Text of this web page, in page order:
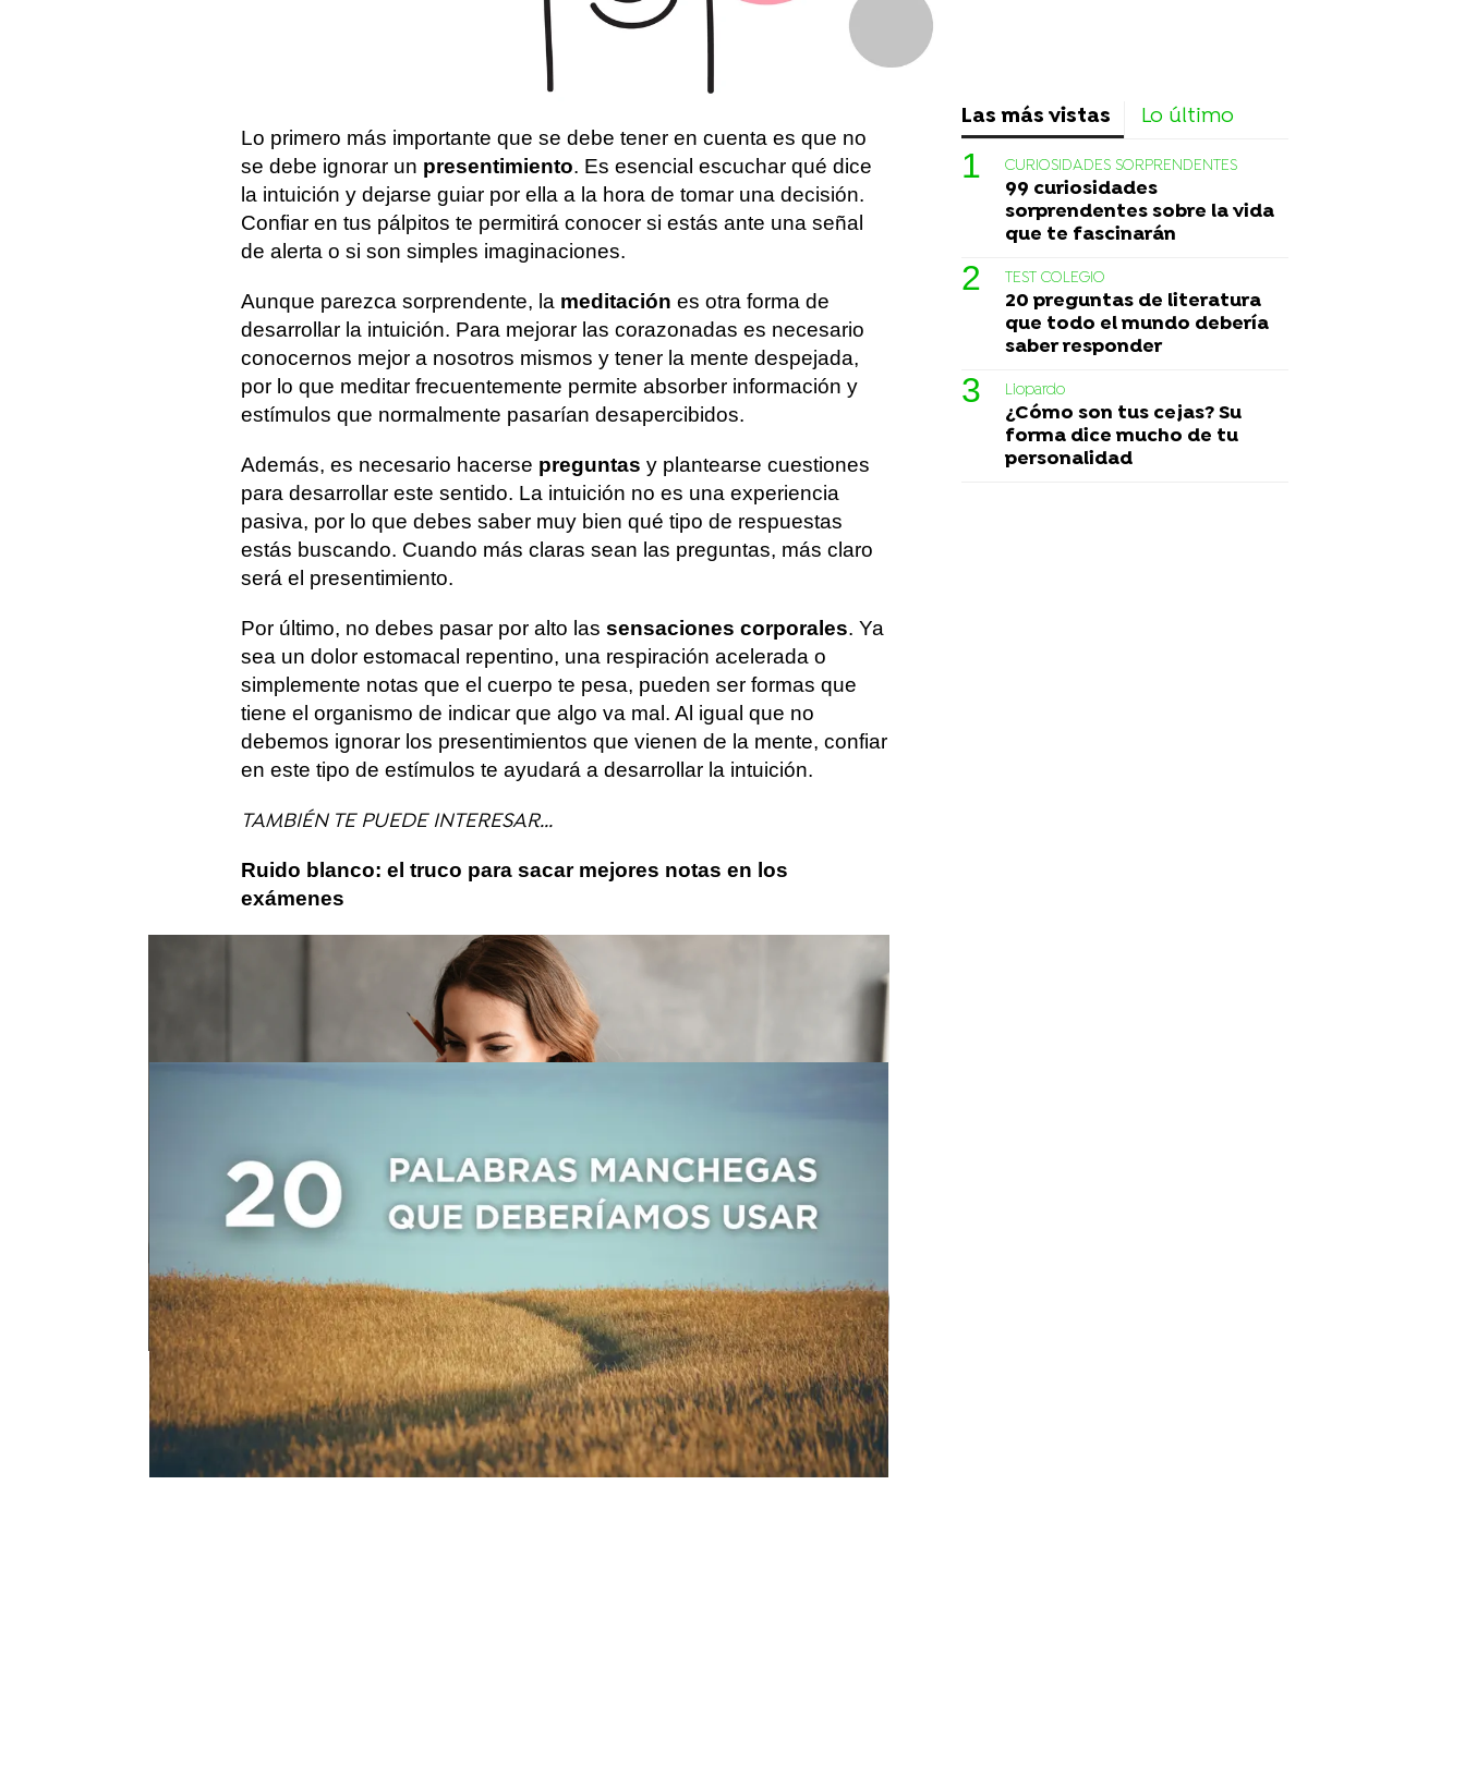
cierto es que hay varios ejercicios que se pueden
realizar para desarrollar la intuición o simplemente
Lo primero más importante que se debe tener en cuenta es que no
se debe ignorar un presentimiento. Es esencial escuchar qué dice
la intuición y dejarse guiar por ella a la hora de tomar una decisión.
Confiar en tus pálpitos te permitirá conocer si estás ante una señal
de alerta o si son simples imaginaciones.
Aunque parezca sorprendente, la meditación es otra forma de
desarrollar la intuición. Para mejorar las corazonadas es necesario
conocernos mejor a nosotros mismos y tener la mente despejada,
por lo que meditar frecuentemente permite absorber información y
estímulos que normalmente pasarían desapercibidos.
Además, es necesario hacerse preguntas y plantearse cuestiones
para desarrollar este sentido. La intuición no es una experiencia
pasiva, por lo que debes saber muy bien qué tipo de respuestas
estás buscando. Cuando más claras sean las preguntas, más claro
será el presentimiento.
Por último, no debes pasar por alto las sensaciones corporales. Ya
sea un dolor estomacal repentino, una respiración acelerada o
simplemente notas que el cuerpo te pesa, pueden ser formas que
tiene el organismo de indicar que algo va mal. Al igual que no
debemos ignorar los presentimientos que vienen de la mente, confiar
en este tipo de estímulos te ayudará a desarrollar la intuición.
TAMBIÉN TE PUEDE INTERESAR...
Ruido blanco: el truco para sacar mejores notas en los
exámenes
20 palabras y expresiones manchegas que todos
deberíamos usar
Las más vistas Lo último
CURIOSIDADES SORPRENDENTES
99 curiosidades
sorprendentes sobre la vida
que te fascinarán
TEST COLEGIO
20 preguntas de literatura
que todo el mundo debería
saber responder
Liopardo
¿Cómo son tus cejas? Su
forma dice mucho de tu
personalidad